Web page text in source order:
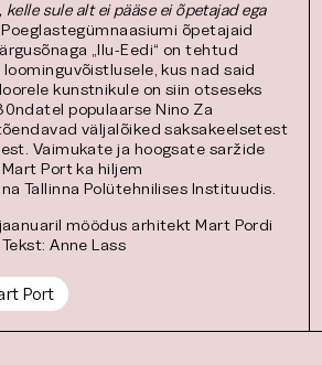
sule alt ei pääse ei õpetajad ega
Poeglastegümnaasiumi õpetajaid
„Ilu-Eedi“ on tehtud
kus nad said
kunstnikule on siin otseseks
populaarse Nino Za
väljalõiked saksakeelsetest
Vaimukate ja hoogsate saržide
Port ka hiljem
Tallinna Polütehnilises Instituudis.
möödus arhitekt Mart Pordi
Anne Lass
Port